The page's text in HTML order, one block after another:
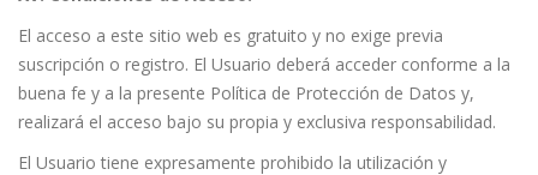
El acceso a este sitio web es gratuito y no exige previa
suscripción o registro. El Usuario deberá acceder conforme a la
buena fe y a la presente Política de Protección de Datos y,
realizará el acceso bajo su propia y exclusiva responsabilidad.
El Usuario tiene expresamente prohibido la utilización y